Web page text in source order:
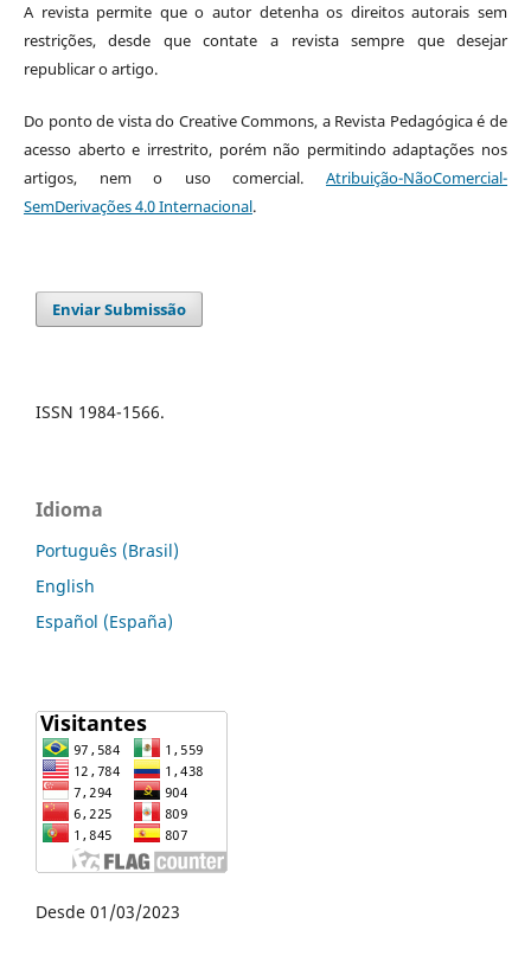
A revista permite que o autor detenha os direitos autorais sem
restrições, desde que contate a revista sempre que desejar
republicar o artigo.
Do ponto de vista do Creative Commons, a Revista Pedagógica é de
acesso aberto e irrestrito, porém não permitindo adaptações nos
artigos, nem o uso comercial.Atribuição-NãoComercial-
SemDerivações 4.0 Internacional.
Enviar Submissão
ISSN 1984-1566.
Idioma
Português (Brasil)
English
Español (España)
Desde 01/03/2023